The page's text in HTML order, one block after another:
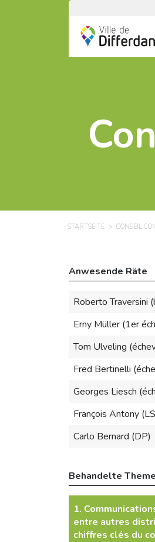
STARTSEITE CONSEIL
Anwesende Räte
Roberto Traversini
Erny Müller (1er
Tom Ulveling
Fred Bertinelli
Georges Liesch
François Antony
Carlo Bernard (DP)
Behandelte
1.
entre autres
chiffres clés du